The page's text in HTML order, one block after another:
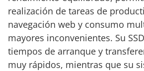
realización de tareas de
navegación web y consumo
mayores inconvenientes. Su
tiempos de arranque y
muy rápidos, mientras que su